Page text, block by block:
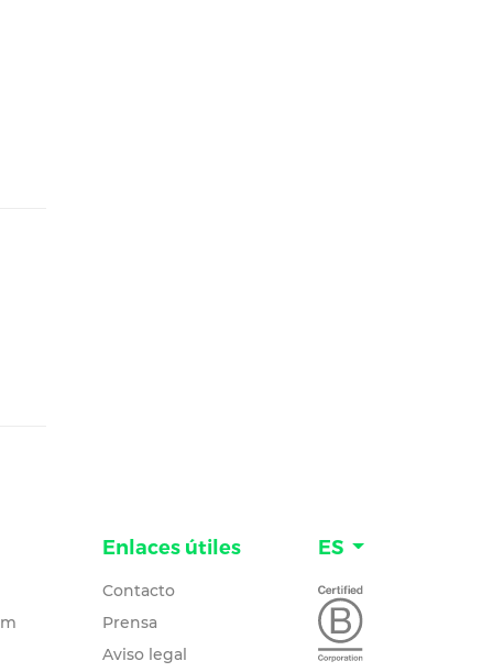
Enlaces útiles
Contacto
Prensa
Aviso legal
ES